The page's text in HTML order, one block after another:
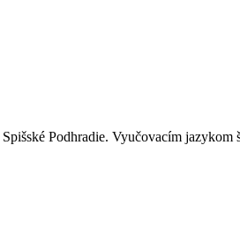
Podhradie. Vyučovacím jazykom